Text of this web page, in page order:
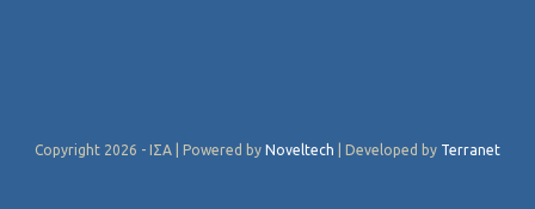
Copyright 2026 - ΙΣΑ | Powered by Noveltech | Developed by Terranet